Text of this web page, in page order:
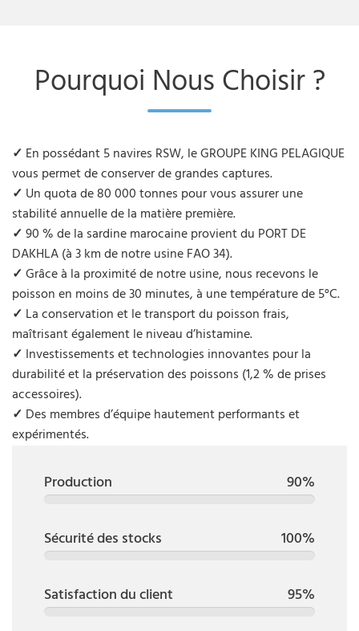
Pourquoi Nous Choisir ?
✓ En possédant 5 navires RSW, le GROUPE KING PELAGIQUE
vous permet de conserver de grandes captures.
✓ Un quota de 80 000 tonnes pour vous assurer une
stabilité annuelle de la matière première.
✓90 % de la sardine marocaine provient du PORT DE
DAKHLA (à 3 km de notre usine FAO 34).
✓Grâce à la proximité de notre usine, nous recevons le
poisson en moins de 30 minutes, à une température de 5°C.
✓ La conservation et le transport du poisson frais,
maîtrisant également le niveau d’histamine.
✓ Investissements et technologies innovantes pour la
durabilité et la préservation des poissons (1,2 % de prises
accessoires).
✓ Des membres d’équipe hautement performants et
expérimentés.
Production 90%
Sécurité des stocks 100%
Satisfaction du client 95%